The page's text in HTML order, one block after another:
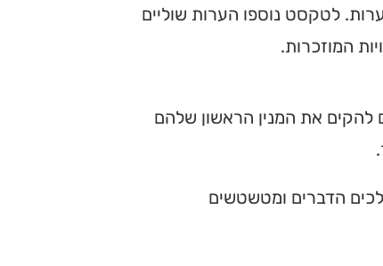
לטקסט נוספו הערות שוליים
המוזכרות.
להקים את המנין הראשון שלהם
הדברים ומטשטשים